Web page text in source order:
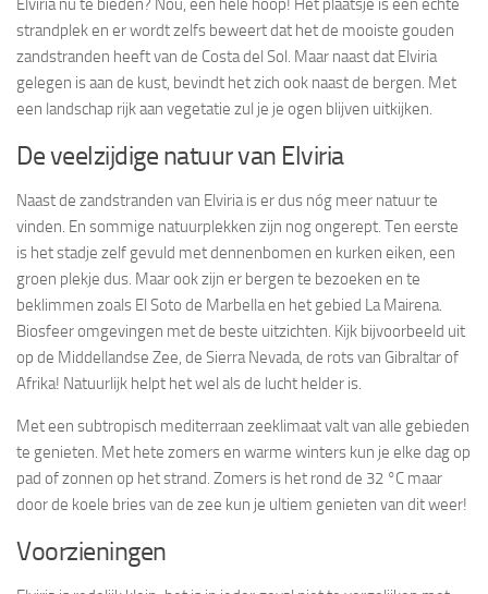
Elviria nu te bieden? Nou, een hele hoop! Het plaatsje is een echte
strandplek en er wordt zelfs beweert dat het de mooiste gouden
zandstranden heeft van de Costa del Sol. Maar naast dat Elviria
gelegen is aan de kust, bevindt het zich ook naast de bergen. Met
een landschap rijk aan vegetatie zul je je ogen blijven uitkijken.
De veelzijdige natuur van Elviria
Naast de zandstranden van Elviria is er dus nóg meer natuur te
vinden. En sommige natuurplekken zijn nog ongerept. Ten eerste
is het stadje zelf gevuld met dennenbomen en kurken eiken, een
groen plekje dus. Maar ook zijn er bergen te bezoeken en te
beklimmen zoals El Soto de Marbella en het gebied La Mairena.
Biosfeer omgevingen met de beste uitzichten. Kijk bijvoorbeeld uit
op de Middellandse Zee, de Sierra Nevada, de rots van Gibraltar of
Afrika! Natuurlijk helpt het wel als de lucht helder is.
Met een subtropisch mediterraan zeeklimaat valt van alle gebieden
te genieten. Met hete zomers en warme winters kun je elke dag op
pad of zonnen op het strand. Zomers is het rond de 32 °C maar
door de koele bries van de zee kun je ultiem genieten van dit weer!
Voorzieningen